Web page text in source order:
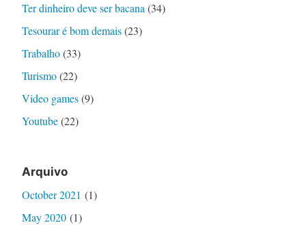
Ter dinheiro deve ser bacana (34)
Tesourar é bom demais(23)
Trabalho(33)
Turismo(22)
Video games(9)
Youtube(22)
Arquivo
October 2021 (1)
May 2020(1)